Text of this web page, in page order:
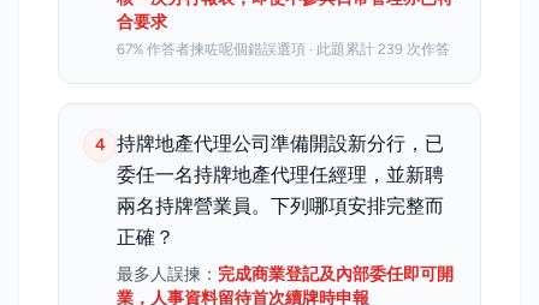
合要求
67% 作答者揀咗呢個錯誤選項 · 此題累計 239 次作答
4 持牌地產代理公司準備開設新分行，已
委任一名持牌地產代理任經理，並新聘
兩名持牌營業員。下列哪項安排完整而
正確？
最多人誤揀： 完成商業登記及內部委任即可開
業，人事資料留待首次續牌時申報